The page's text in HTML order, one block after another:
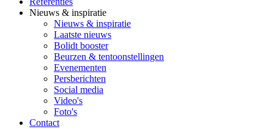
Nieuws & inspiratie
Nieuws & inspiratie
Laatste nieuws
Bolidt booster
Beurzen & tentoonstellingen
Evenementen
Persberichten
Social media
Video's
Foto's
Contact